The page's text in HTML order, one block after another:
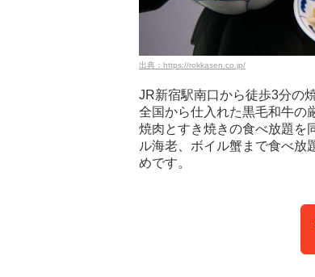
出典：https://rokkasen.co.jp/
JR新宿駅南口から徒歩3分の
全国から仕入れた黒毛和牛の
焼肉とすき焼きの食べ放題を
ル海老、ボイル蟹まで食べ放
めです。